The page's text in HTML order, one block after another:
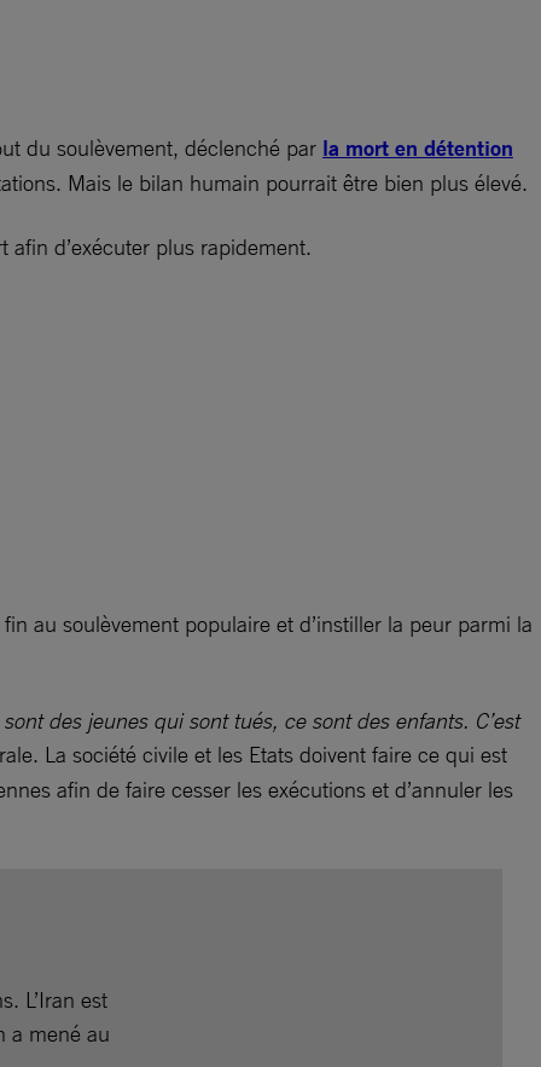
du soulèvement, déclenché par la mort en détention
Mais le bilan humain pourrait être bien plus élevé.
d’exécuter plus rapidement.
au soulèvement populaire et d’instiller la peur parmi la
sont des jeunes qui sont tués, ce sont des enfants. C’est
La société civile et les Etats doivent faire ce qui est
afin de faire cesser les exécutions et d’annuler les
L’Iran est
a mené au